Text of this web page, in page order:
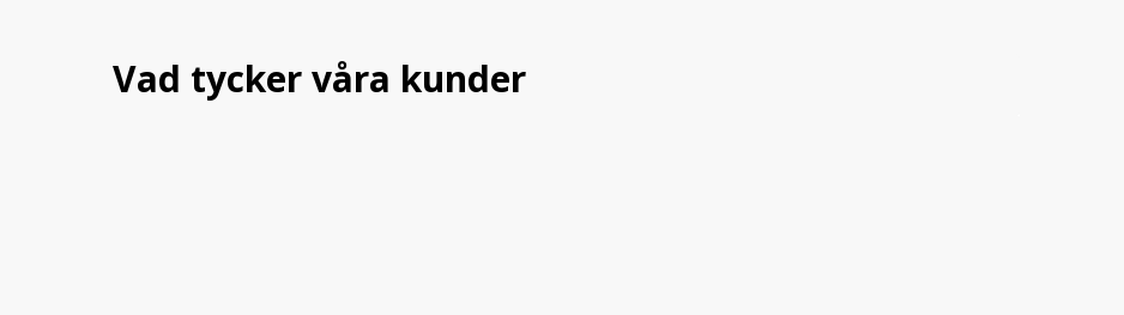
Vad tycker våra kunder